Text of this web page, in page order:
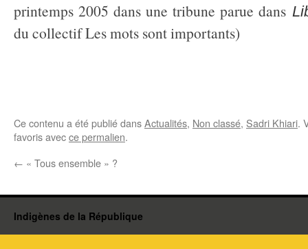
printemps 2005 dans une tribune parue dans
du collectif Les mots sont importants)
Ce contenu a été publié dansActualités, Non classé, Sadri Khiari.
favoris avecce permalien.
← « Tous ensemble » ?
Indigènes de la République